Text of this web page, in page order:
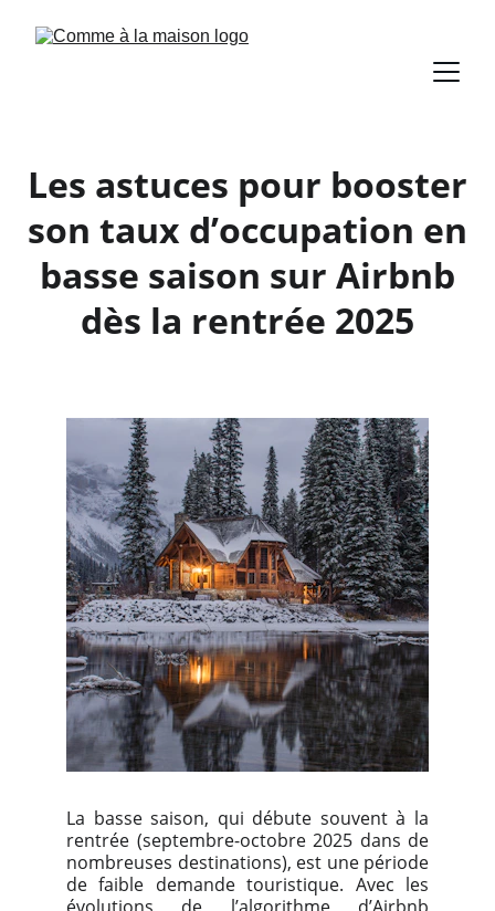
Les astuces pour booster
son taux d’occupation en
basse saison sur Airbnb
dès la rentrée 2025
La basse saison, qui débute souvent à la
rentrée (septembre-octobre 2025 dans de
nombreuses destinations), est une période
de faible demande touristique. Avec les